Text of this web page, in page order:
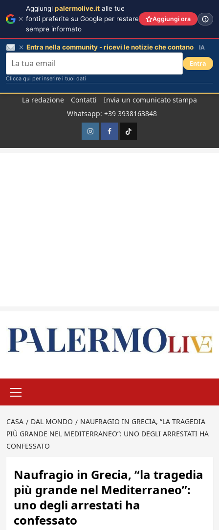
La redazione Contatti
Invia un comunicato stampa
Whatsapp: +39 3938163848
InstagramFacebook
TikTok
principale
CASA DAL MONDO
NAUFRAGIO IN GRECIA, “LA TRAGEDIA
PIÙ GRANDE NEL MEDITERRANEO”: UNO DEGLI ARRESTATI HA
CONFESSATO
Naufragio in Grecia, “la tragedia
più grande nel Mediterraneo”:
uno degli arrestati ha
confessato
Aggiungi palermolive.it alle tue
fonti preferite su Google per restare
sempre informato
Aggiungi ora
Entra nella community - ricevi le notizie che contano IA
Entra
Clicca qui per inserire i tuoi dati